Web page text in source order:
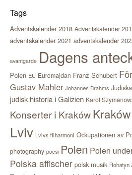
Tags
Adventskalender 2018 Adventskalender
adventskalender 2021 adventskalender
avantgarde Dagens
Polen EU Euromajdan Franz Schubert
Gustav Mahler Johannes Brahms
judisk historia i Galizien Karol
Konserter i KrakówKraków
Lviv Lvivs filharmoni Ockupationen av
photography poesi Polen Polen
Polska affischer polsk musik Rohatyn